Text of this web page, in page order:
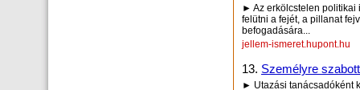
► Az erkölcstelen politikai
felütni a fejét, a pillanat
befogadására...
jellem-ismeret.hupont.hu
13. Személyre
► Utazási tanácsadóként